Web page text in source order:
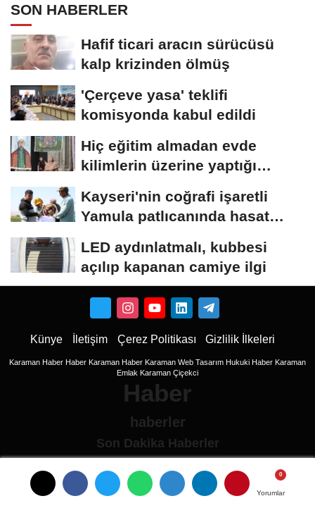
Yorumlar
Yorumlar
SON HABERLER
Hafif ticari aracın sürücüsü
kalp krizinden ölmüş
'Çerçeve yasa' teklifi
komisyonda kabul edildi
Hiç eğitim almadan evde
kilimlerin üzerine yaptığı
Kayseri'nin coğrafi işaretli
Yamula patlıcanında hasat
LED aydınlatmalı, kubbesi
açılıp kapanan camiye ilgi
Künye İletişim Çerez Politikası Gizlilik İlkeleri
Karaman Haber Haber Karaman Haber Karaman Web Tasarım Hukuki Haber Karaman
Emlak Karaman Çiçekci
Haber
haberler
Son Dakika Haberler
son dakika Haberleri